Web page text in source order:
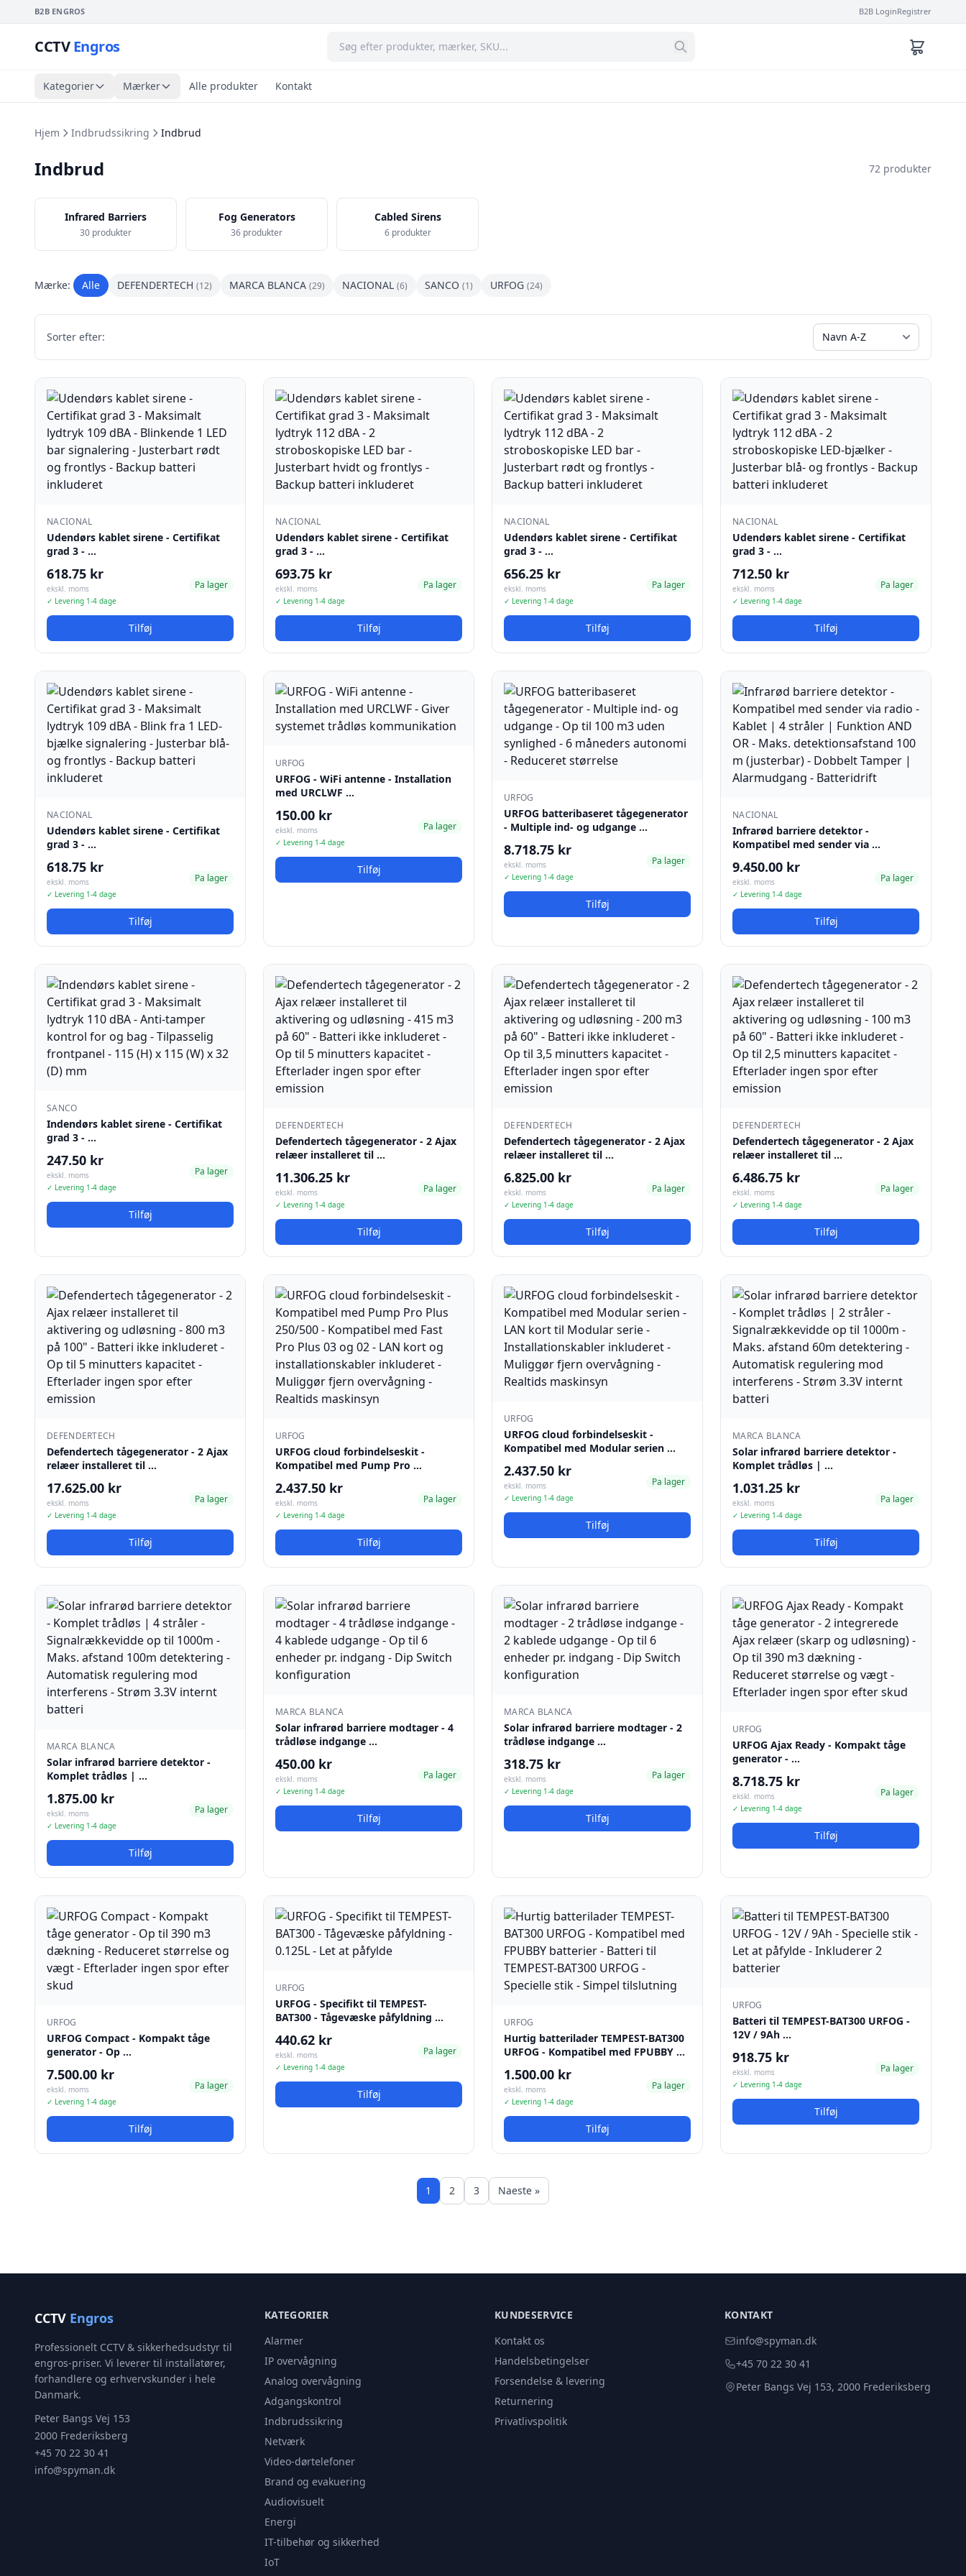
B2B ENGROS B2B LoginRegistrer
CCTVEngros
Kategorier Mærker Alle produkter Kontakt
Hjem Indbrudssikring Indbrud
Indbrud 72 produkter
Infrared Barriers
30 produkter
Fog Generators
36 produkter
Cabled Sirens
6 produkter
Mærke: Alle DEFENDERTECH (12) MARCA BLANCA (29) NACIONAL (6) SANCO (1) URFOG (24)
Sorter efter:
NACIONAL
Udendørs kablet sirene - Certifikat
grad 3 - …
618.75 kr
ekskl. moms
✓ Levering 1-4 dage
Pa lager
Tilføj
NACIONAL
Udendørs kablet sirene - Certifikat
grad 3 - …
693.75 kr
ekskl. moms
✓ Levering 1-4 dage
Pa lager
Tilføj
NACIONAL
Udendørs kablet sirene - Certifikat
grad 3 - …
656.25 kr
ekskl. moms
✓ Levering 1-4 dage
Pa lager
Tilføj
NACIONAL
Udendørs kablet sirene - Certifikat
grad 3 - …
712.50 kr
ekskl. moms
✓ Levering 1-4 dage
Pa lager
Tilføj
NACIONAL
Udendørs kablet sirene - Certifikat
grad 3 - …
618.75 kr
ekskl. moms
✓ Levering 1-4 dage
Pa lager
Tilføj
URFOG
URFOG - WiFi antenne - Installation
med URCLWF …
150.00 kr
ekskl. moms
✓ Levering 1-4 dage
Pa lager
Tilføj
URFOG
URFOG batteribaseret tågegenerator
- Multiple ind- og udgange …
8.718.75 kr
ekskl. moms
✓ Levering 1-4 dage
Pa lager
Tilføj
NACIONAL
Infrarød barriere detektor -
Kompatibel med sender via …
9.450.00 kr
ekskl. moms
✓ Levering 1-4 dage
Pa lager
Tilføj
SANCO
Indendørs kablet sirene - Certifikat
grad 3 - …
247.50 kr
ekskl. moms
✓ Levering 1-4 dage
Pa lager
Tilføj
DEFENDERTECH
Defendertech tågegenerator - 2 Ajax
relæer installeret til …
11.306.25 kr
ekskl. moms
✓ Levering 1-4 dage
Pa lager
Tilføj
DEFENDERTECH
Defendertech tågegenerator - 2 Ajax
relæer installeret til …
6.825.00 kr
ekskl. moms
✓ Levering 1-4 dage
Pa lager
Tilføj
DEFENDERTECH
Defendertech tågegenerator - 2 Ajax
relæer installeret til …
6.486.75 kr
ekskl. moms
✓ Levering 1-4 dage
Pa lager
Tilføj
DEFENDERTECH
Defendertech tågegenerator - 2 Ajax
relæer installeret til …
17.625.00 kr
ekskl. moms
✓ Levering 1-4 dage
Pa lager
Tilføj
URFOG
URFOG cloud forbindelseskit -
Kompatibel med Pump Pro …
2.437.50 kr
ekskl. moms
✓ Levering 1-4 dage
Pa lager
Tilføj
URFOG
URFOG cloud forbindelseskit -
Kompatibel med Modular serien …
2.437.50 kr
ekskl. moms
✓ Levering 1-4 dage
Pa lager
Tilføj
MARCA BLANCA
Solar infrarød barriere detektor -
Komplet trådløs | …
1.031.25 kr
ekskl. moms
✓ Levering 1-4 dage
Pa lager
Tilføj
MARCA BLANCA
Solar infrarød barriere detektor -
Komplet trådløs | …
1.875.00 kr
ekskl. moms
✓ Levering 1-4 dage
Pa lager
Tilføj
MARCA BLANCA
Solar infrarød barriere modtager - 4
trådløse indgange …
450.00 kr
ekskl. moms
✓ Levering 1-4 dage
Pa lager
Tilføj
MARCA BLANCA
Solar infrarød barriere modtager - 2
trådløse indgange …
318.75 kr
ekskl. moms
✓ Levering 1-4 dage
Pa lager
Tilføj
URFOG
URFOG Ajax Ready - Kompakt tåge
generator - …
8.718.75 kr
ekskl. moms
✓ Levering 1-4 dage
Pa lager
Tilføj
URFOG
URFOG Compact - Kompakt tåge
generator - Op …
7.500.00 kr
ekskl. moms
✓ Levering 1-4 dage
Pa lager
Tilføj
URFOG
URFOG - Specifikt til TEMPEST-
BAT300 - Tågevæske påfyldning …
440.62 kr
ekskl. moms
✓ Levering 1-4 dage
Pa lager
Tilføj
URFOG
Hurtig batterilader TEMPEST-BAT300
URFOG - Kompatibel med FPUBBY …
1.500.00 kr
ekskl. moms
✓ Levering 1-4 dage
Pa lager
Tilføj
URFOG
Batteri til TEMPEST-BAT300 URFOG -
12V / 9Ah …
918.75 kr
ekskl. moms
✓ Levering 1-4 dage
Pa lager
Tilføj
1 2 3 Naeste »
CCTV Engros
Professionelt CCTV & sikkerhedsudstyr til
engros-priser. Vi leverer til installatører,
forhandlere og erhvervskunder i hele
Danmark.
Peter Bangs Vej 153
2000 Frederiksberg
+45 70 22 30 41
info@spyman.dk
KATEGORIER
Alarmer
IP overvågning
Analog overvågning
Adgangskontrol
Indbrudssikring
Netværk
Video-dørtelefoner
Brand og evakuering
Audiovisuelt
Energi
IT-tilbehør og sikkerhed
IoT
KUNDESERVICE
Kontakt os
Handelsbetingelser
Forsendelse & levering
Returnering
Privatlivspolitik
KONTAKT
info@spyman.dk
+45 70 22 30 41
Peter Bangs Vej 153, 2000 Frederiksberg